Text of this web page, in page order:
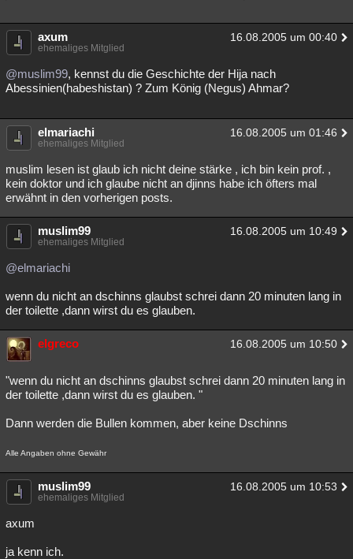
axum 16.08.2005 um 00:40
ehemaliges Mitglied
@muslim99, kennst du die Geschichte der Hija nach
Abessinien(habeshistan) ? Zum König (Negus) Ahmar?
elmariachi 16.08.2005 um 01:46
ehemaliges Mitglied
muslim lesen ist glaub ich nicht deine stärke , ich bin kein prof. ,
kein doktor und ich glaube nicht an djinns habe ich öfters mal
erwähnt in den vorherigen posts.
muslim99 16.08.2005 um 10:49
ehemaliges Mitglied
@elmariachi
wenn du nicht an dschinns glaubst schrei dann 20 minuten lang in
der toilette ,dann wirst du es glauben.
elgreco 16.08.2005 um 10:50
"wenn du nicht an dschinns glaubst schrei dann 20 minuten lang in
der toilette ,dann wirst du es glauben. "
Dann werden die Bullen kommen, aber keine Dschinns
Alle Angaben ohne Gewähr
muslim99 16.08.2005 um 10:53
ehemaliges Mitglied
axum
ja kenn ich.